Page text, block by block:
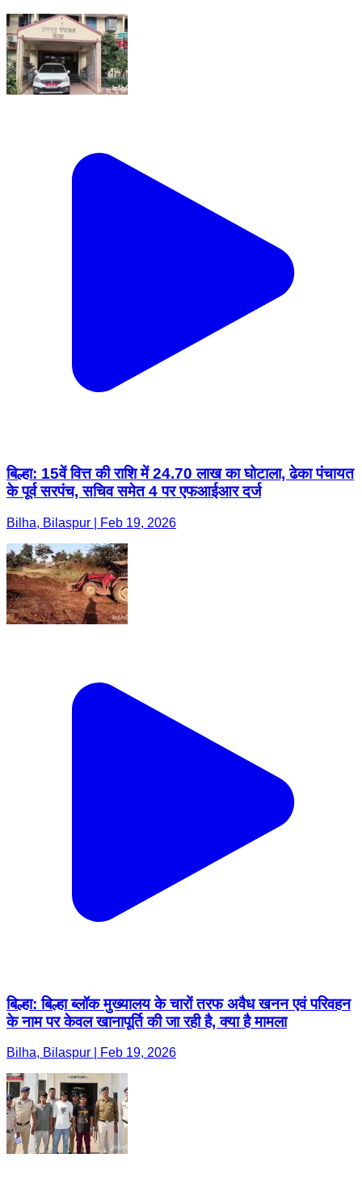
बिल्हा: 15वें वित्त की राशि में 24.70 लाख का घोटाला, ढेका पंचायत
के पूर्व सरपंच, सचिव समेत 4 पर एफआईआर दर्ज
Bilha, Bilaspur | Feb 19, 2026
बिल्हा: बिल्हा ब्लॉक मुख्यालय के चारों तरफ अवैध खनन एवं परिवहन
के नाम पर केवल खानापूर्ति की जा रही है, क्या है मामला
Bilha, Bilaspur | Feb 19, 2026